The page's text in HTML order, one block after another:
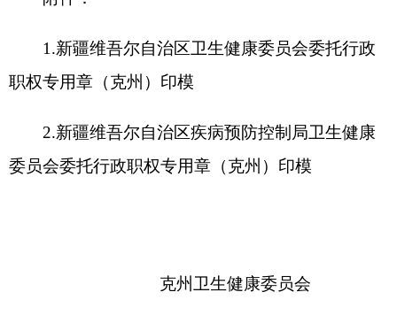
2026年4月3日
托行政职权专用章（克州）印模